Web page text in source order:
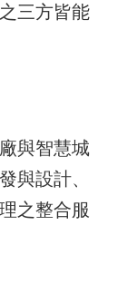
三方皆能
與智慧城
與設計、
之整合服